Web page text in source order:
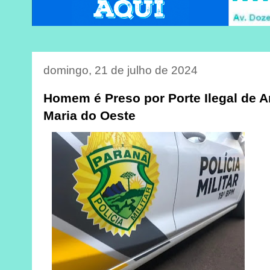
domingo, 21 de julho de 2024
Homem é Preso por Porte Ilegal de
Maria do Oeste